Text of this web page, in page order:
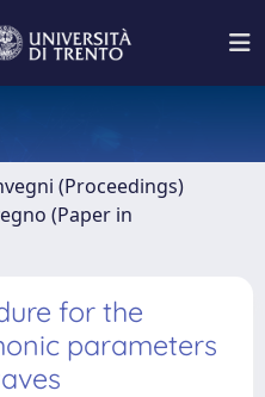
(Proceedings)
(Paper in
for the
parameters